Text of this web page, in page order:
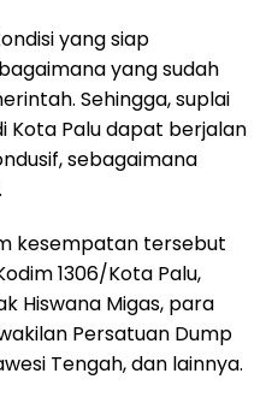
yang siap
yang sudah
Sehingga, suplai
Kota Palu dapat berjalan
sebagaimana
kesempatan tersebut
1306/Kota Palu,
Hiswana Migas, para
Persatuan Dump
Tengah, dan lainnya.